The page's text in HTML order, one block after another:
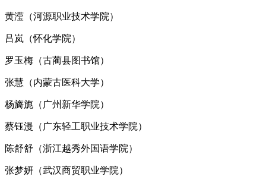
黄滢（河源职业技术学院）
吕岚（怀化学院）
罗玉梅（古蔺县图书馆）
张慧（内蒙古医科大学）
杨旖旎（广州新华学院）
蔡钰漫（广东轻工职业技术学院）
陈舒舒（浙江越秀外国语学院）
张梦妍（武汉商贸职业学院）